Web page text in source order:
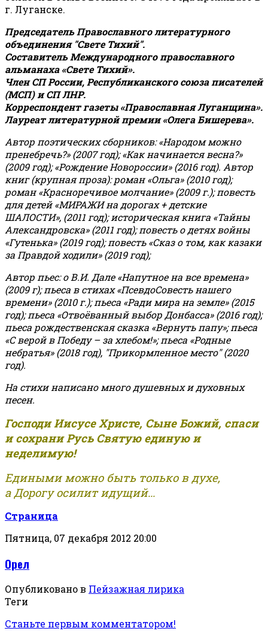
г. Луганске.
Председатель Православного литературного
объединения "Свете Тихий".
Составитель Международного православного
альманаха «Свете Тихий».
Член СП России, Республиканского союза писателей
(МСП) и СП ЛНР.
Корреспондент газеты «Православная Луганщина».
Лауреат литературной премии «Олега Бишерева».
Автор поэтических сборников: «Народом можно
пренебречь?» (2007 год); «Как начинается весна?»
(2009 год); «Рождение Новороссии» (2016 год). Автор
книг (крупная проза): роман «Ольга» (2010 год);
роман «Красноречивое молчание» (2009 г.); повесть
для детей «МИРАЖИ на дорогах + детские
ШАЛОСТИ», (2011 год); историческая книга «Тайны
Александровска» (2011 год); повесть о детях войны
«Гутенька» (2019 год); повесть «Сказ о том, как казаки
за Правдой ходили» (2019 год);
Автор пьес: о В.И. Дале «Напутное на все времена»
(2009 г); пьеса в стихах «ПсевдоСовесть нашего
времени» (2010 г.); пьеса «Ради мира на земле» (2015
год); пьеса «Отвоёванный выбор Донбасса» (2016 год);
пьеса рождественская сказка «Вернуть папу»; пьеса
«С верой в Победу – за хлебом!»;пьеса «Родные
небратья» (2018 год), "Прикормленное место" (2020
год).
На стихи написано много душевных и духовных
песен.
Господи Иисусе Христе, Сыне Божий, спаси
и сохрани Русь Святую единую и
неделимую!
Едиными можно быть только в духе,
а Дорогу осилит идущий...
Страница
Пятница, 07 декабря 2012 20:00
Орел
Опубликовано в Пейзажная лирика
Теги
Станьте первым комментатором!